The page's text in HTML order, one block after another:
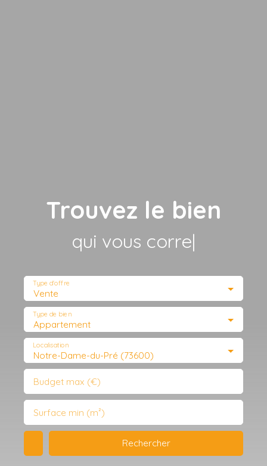
Trouvez le bien
qui vous correspon
Vente
Type d'offre
Appartement
Type de bien
Notre-Dame-du-Pré (73600)
Localisation
Budget max (€)
Surface min (m²)
Rechercher